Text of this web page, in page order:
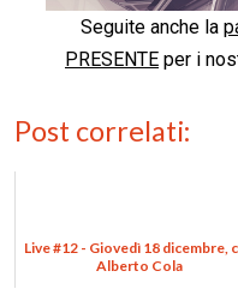
Seguite anche la
PRESENTE per i
Post correlati:
Live #12 - Giovedì 18 dicembre,
Alberto Cola